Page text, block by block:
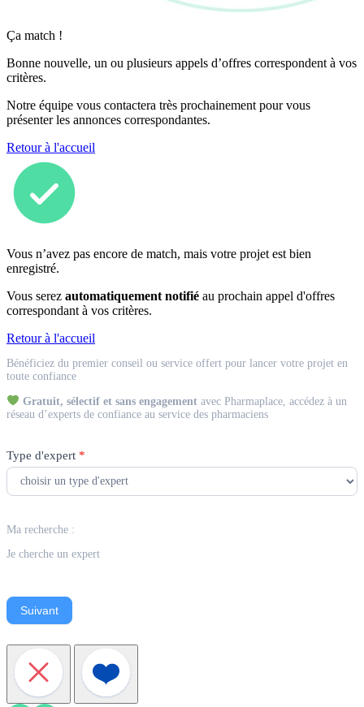
Ça match !
Bonne nouvelle, un ou plusieurs appels d’offres correspondent à vos
critères.
Notre équipe vous contactera très prochainement pour vous
présenter les annonces correspondantes.
Retour à l'accueil
Vous n’avez pas encore de match, mais votre projet est bien
enregistré.
Vous serez automatiquement notifié au prochain appel d'offres
correspondant à vos critères.
Retour à l'accueil
Expert
Bénéficiez du premier conseil ou service offert pour lancer votre projet en
toute confiance
Gratuit, sélectif et sans engagementavec Pharmaplace, accédez à un
réseau d’experts de confiance au service des pharmaciens
Type d'expert *
Ma recherche :
Je cherche un expert
Suivant